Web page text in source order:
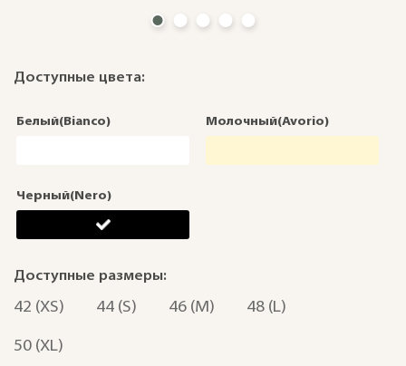
Доступные цвета:
Белый(Bianco) Молочный(Avorio)
Черный(Nero)
Доступные размеры:
42 (XS) 44 (S) 46 (M) 48 (L)
50 (XL)